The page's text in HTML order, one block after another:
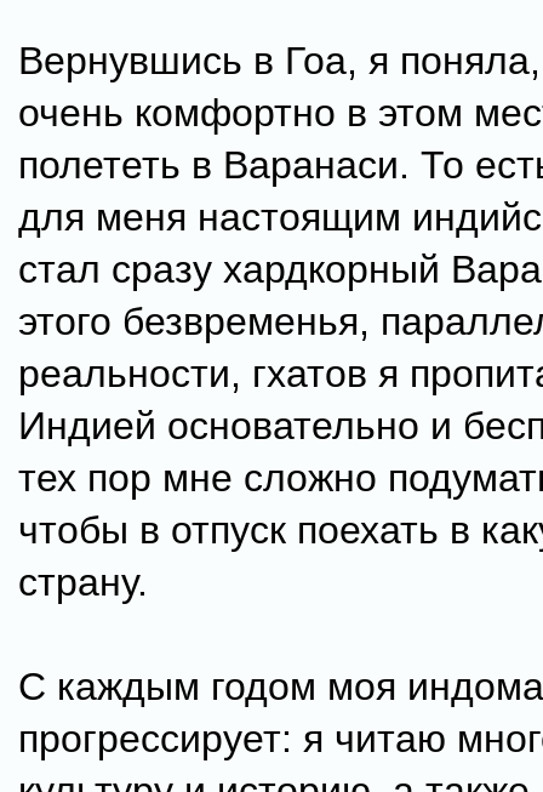
Вернувшись в Гоа, я
очень комфортно в этом
полететь в Варанаси. То
для меня настоящим
стал сразу хардкорный
этого безвременья,
реальности, гхатов я
Индией основательно и
тех пор мне сложно
чтобы в отпуск поехать в
страну.
С каждым годом моя
прогрессирует: я читаю